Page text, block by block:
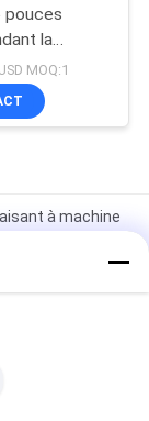
pouces
la
MOQ:1
à machine
de 45cm
pain à la